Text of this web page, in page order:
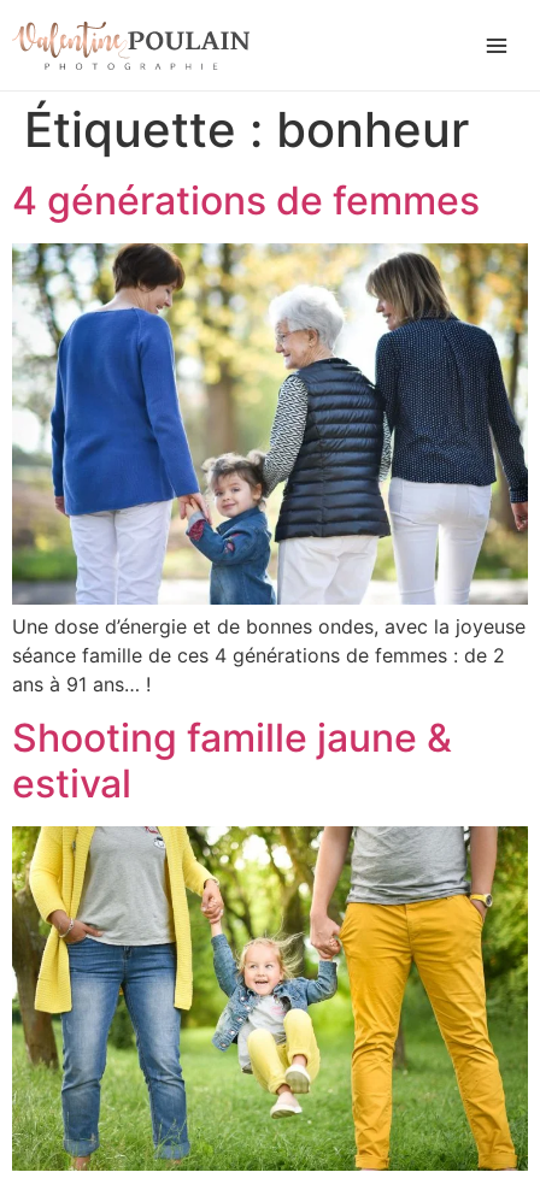
Étiquette : bonheur
4 générations de femmes
Une dose d’énergie et de bonnes ondes, avec la joyeuse
séance famille de ces 4 générations de femmes : de 2
ans à 91 ans… !
Shooting famille jaune &
estival